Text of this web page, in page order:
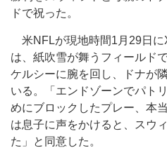
ドで祝った。
米NFLが現地時間1月29日に
は、紙吹雪が舞うフィールド
ケルシーに腕を回し、ドナが
いる。「エンドゾーンでパト
めにブロックしたプレー、本
は息子に声をかけると、スウ
た」と同意した。